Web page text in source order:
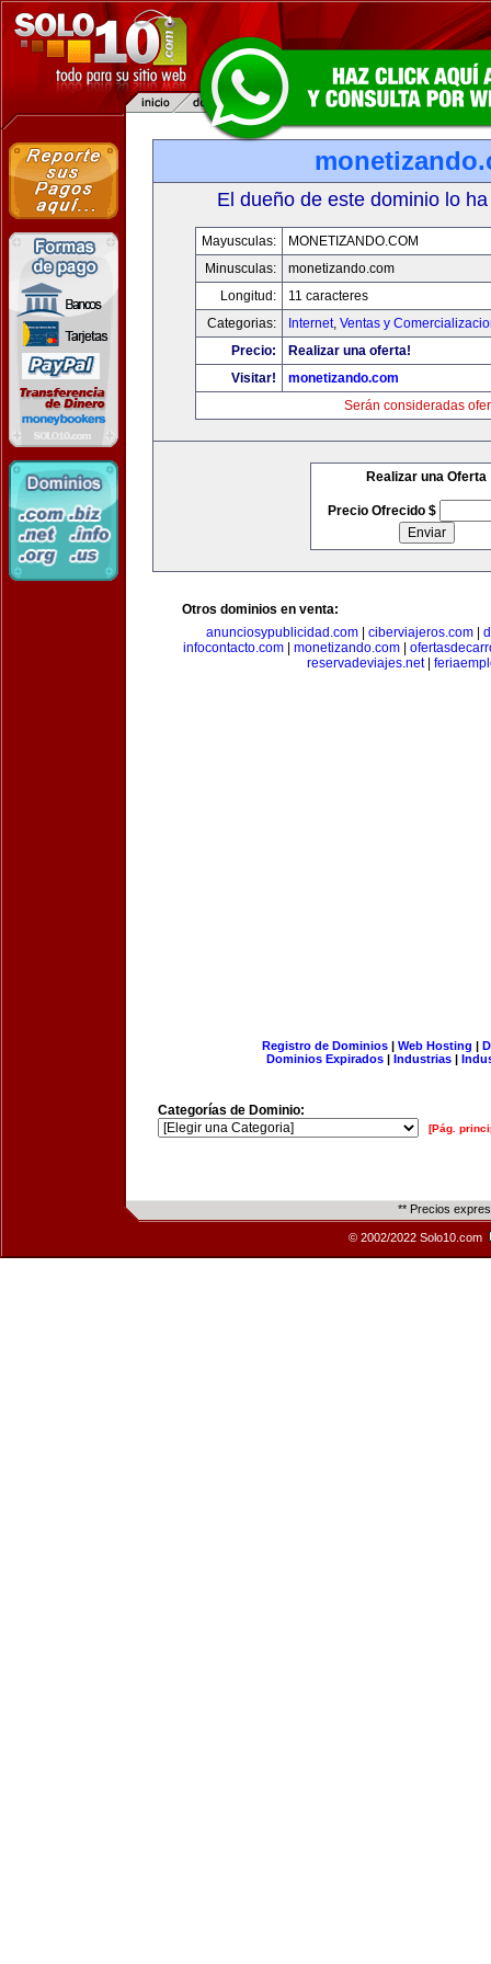
El dueño de este dominio lo
Mayusculas:
MONETIZANDO.COM
Minusculas:
monetizando.com
Longitud:
11 caracteres
Categorias:
Internet, Ventas y
Precio:
Realizar una oferta!
Visitar!
monetizando.com
Serán consideradas
Realizar una Oferta
Precio Ofrecido $
Otros dominios en venta:
anunciosypublicidad.com| ciberviajeros.com|
infocontacto.com
monetizando.com
reservadeviajes.net|
Registro de Dominios| Web Hosting |
Dominios Expirados | Industrias |
Categorías de Dominio:
[Pág.
** Precios
© 2002/2022 Solo10.com